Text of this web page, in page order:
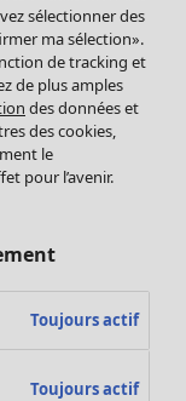
sélectionner des
ma sélection».
de tracking et
de plus amples
des données et
des cookies,
le
pour l’avenir.
Toujours actif
Toujours actif